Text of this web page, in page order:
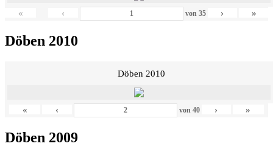
« ‹ von 35 › »
Döben 2010
Döben 2010
« ‹ von 40 › »
Döben 2009